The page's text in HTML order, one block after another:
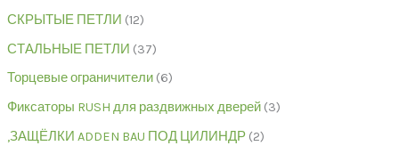
СКРЫТЫЕ ПЕТЛИ 12
СТАЛЬНЫЕ ПЕТЛИ 37
Торцевые ограничители 6
Фиксаторы RUSH для раздвижных дверей 3
,ЗАЩЁЛКИ ADDEN BAU ПОД ЦИЛИНДР 2